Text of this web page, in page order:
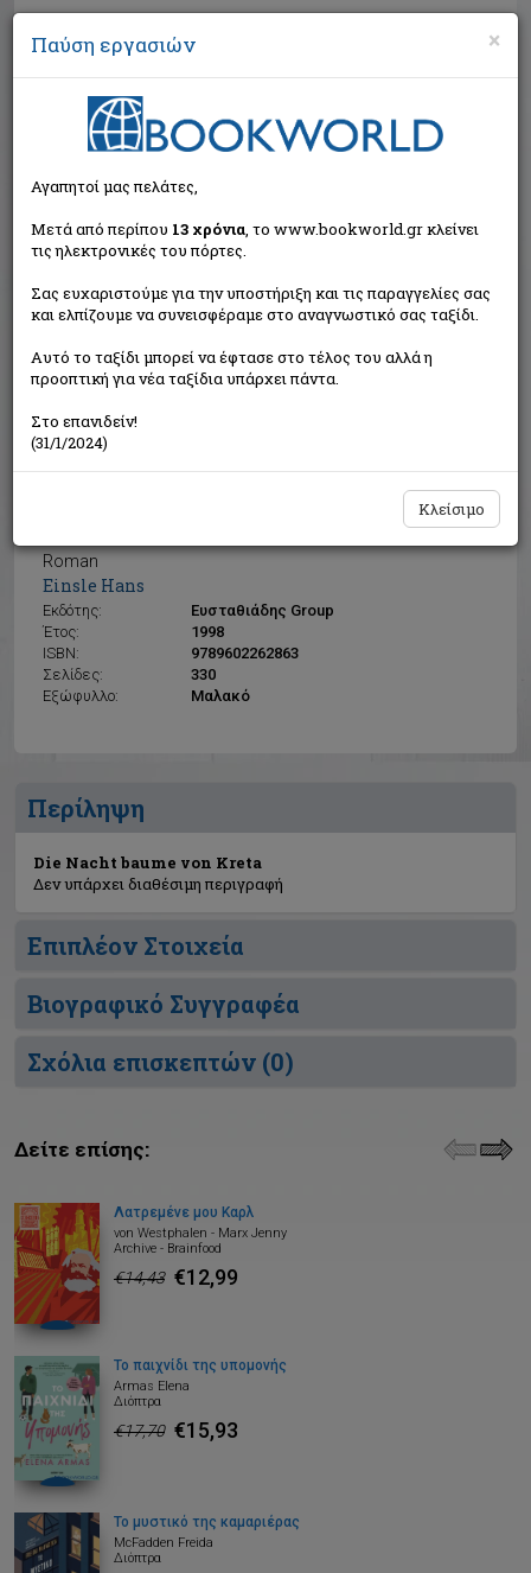
Αναζήτηση
Roman
Einsle Hans
Εκδότης:
Ευσταθιάδης Group
Έτος:
1998
ISBN:
9789602262863
Σελίδες:
330
Εξώφυλλο:
Μαλακό
Εκτός κυκλοφορίας
Περίληψη
Die Nacht baume von Kreta
Δεν υπάρχει διαθέσιμη περιγραφή
Επιπλέον Στοιχεία
Βιογραφικό Συγγραφέα
Σχόλια επισκεπτών (0)
Δείτε επίσης:
Λατρεμένε μου Καρλ
von Westphalen - Marx Jenny
Archive - Brainfood
€14,43 €12,99
Το παιχνίδι της υπομονής
Armas Elena
Διόπτρα
€17,70 €15,93
Το μυστικό της καμαριέρας
McFadden Freida
Διόπτρα
×
Παύση εργασιών
Αγαπητοί μας πελάτες,
Μετά από περίπου 13 χρόνια, το www.bookworld.gr κλείνει
τις ηλεκτρονικές του πόρτες.
Σας ευχαριστούμε για την υποστήριξη και τις παραγγελίες σας
και ελπίζουμε να συνεισφέραμε στο αναγνωστικό σας ταξίδι.
Αυτό το ταξίδι μπορεί να έφτασε στο τέλος του αλλά η
προοπτική για νέα ταξίδια υπάρχει πάντα.
Στο επανιδείν!
(31/1/2024)
Κλείσιμο